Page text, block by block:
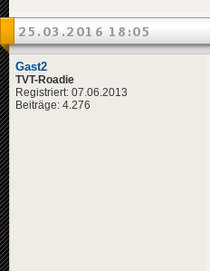
25.03.2016 18:05
Gast2
TVT-Roadie
Registriert: 07.06.2013
Beiträge: 4.276